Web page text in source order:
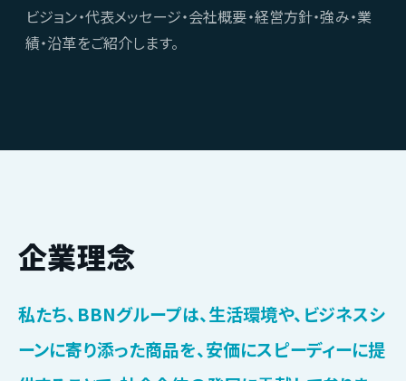
ビジョン・代表メッセージ・会社概要・経営方針・強み・業
績・沿革をご紹介します。
企業理念
私たち、BBNグループは、生活環境や、ビジネスシ
ーンに寄り添った商品を、安価にスピーディーに提